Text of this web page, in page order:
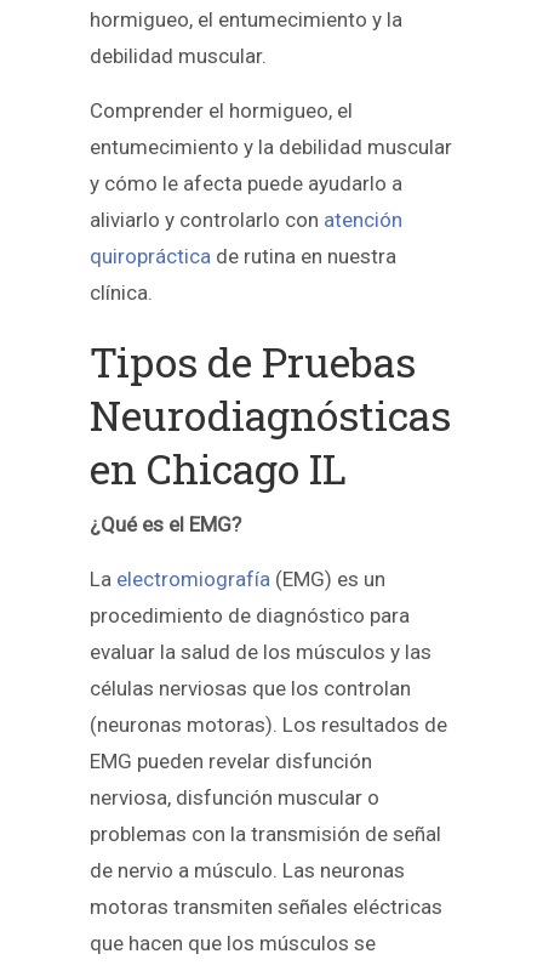
hormigueo, el entumecimiento y la
debilidad muscular.
Comprender el hormigueo, el
entumecimiento y la debilidad muscular
y cómo le afecta puede ayudarlo a
aliviarlo y controlarlo con atención
quiropráctica de rutina en nuestra
clínica.
Tipos de Pruebas
Neurodiagnósticas
en Chicago IL
¿Qué es el EMG?
La electromiografía (EMG) es un
procedimiento de diagnóstico para
evaluar la salud de los músculos y las
células nerviosas que los controlan
(neuronas motoras). Los resultados de
EMG pueden revelar disfunción
nerviosa, disfunción muscular o
problemas con la transmisión de señal
de nervio a músculo. Las neuronas
motoras transmiten señales eléctricas
que hacen que los músculos se